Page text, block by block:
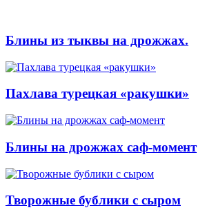
Блины из тыквы на дрожжах.
Пахлава турецкая «ракушки»
Блины на дрожжах саф-момент
Творожные бублики с сыром